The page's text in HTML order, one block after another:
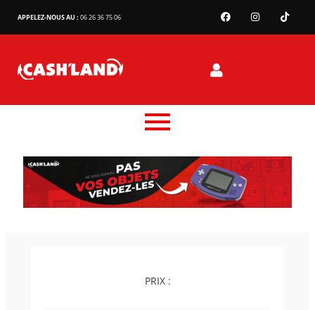
APPELEZ-NOUS AU : 06 26 36 75 06
PRIX :